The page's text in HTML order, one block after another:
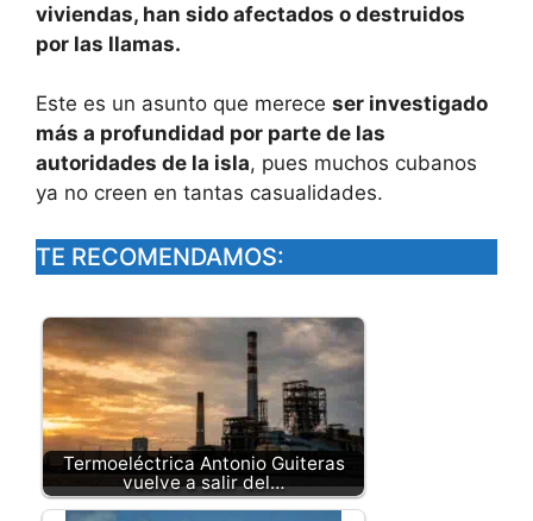
viviendas, han sido afectados o destruidos
por las llamas.
Este es un asunto que merece ser investigado
más a profundidad por parte de las
autoridades de la isla, pues muchos cubanos
ya no creen en tantas casualidades.
TE RECOMENDAMOS:
Termoeléctrica Antonio Guiteras
vuelve a salir del…